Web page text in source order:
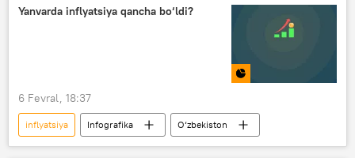
narx-navo
Yanvarda inflyatsiya qancha bo‘ldi?
6 Fevral, 18:37
inflyatsiya Infografika O‘zbekiston